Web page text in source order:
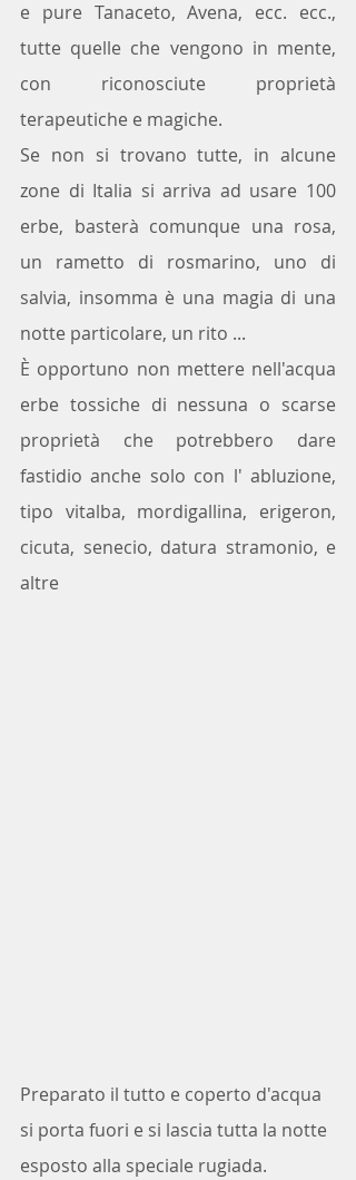
e pure Tanaceto, Avena, ecc. ecc.,
tutte quelle che vengono in mente,
con riconosciute proprietà
terapeutiche e magiche.
Se non si trovano tutte, in alcune
zone di Italia si arriva ad usare 100
erbe, basterà comunque una rosa,
un rametto di rosmarino, uno di
salvia, insomma è una magia di una
notte particolare, un rito ...
È opportuno non mettere nell'acqua
erbe tossiche di nessuna o scarse
proprietà che potrebbero dare
fastidio anche solo con l' abluzione,
tipo vitalba, mordigallina, erigeron,
cicuta, senecio, datura stramonio, e
altre
Preparato il tutto e coperto d'acqua
si porta fuori e si lascia tutta la notte
esposto alla speciale rugiada.